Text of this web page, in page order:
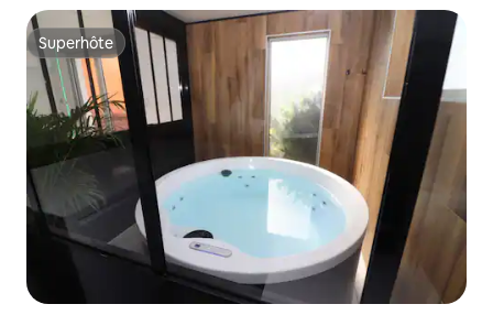
Superhôte
Superhôte